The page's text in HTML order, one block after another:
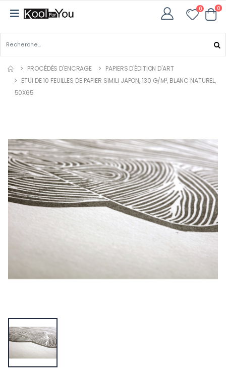
0 0
PROCÉDÉS D'ENCRAGE
PAPIERS D'ÉDITION D'ART
ETUI DE 10 FEUILLES DE PAPIER SIMILI JAPON, 130 G/M², BLANC NATUREL,
50X65